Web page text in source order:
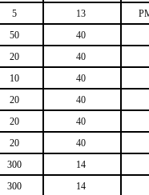
5 13
50
40
20
40
10
40
20
40
20
40
20 40
300
14
300
14